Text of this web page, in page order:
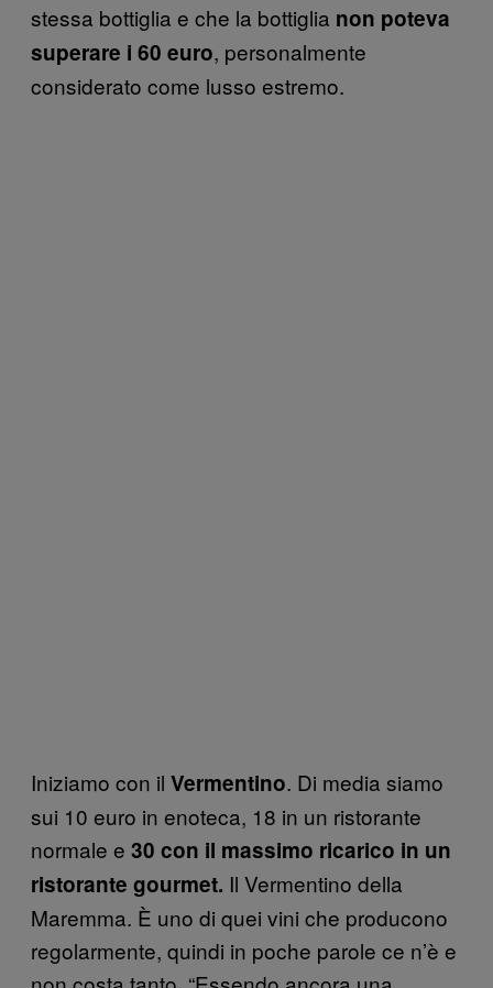
stessa bottiglia e che la bottiglia non poteva
superare i 60 euro, personalmente
considerato come lusso estremo.
Iniziamo con il Vermentino. Di media siamo
sui 10 euro in enoteca, 18 in un ristorante
normale e 30 con il massimo ricarico in un
ristorante gourmet. Il Vermentino della
Maremma. È uno di quei vini che producono
regolarmente, quindi in poche parole ce n’è e